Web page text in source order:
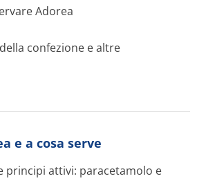
Adorea
confezione e altre
e a cosa serve
principi attivi: paracetamolo e